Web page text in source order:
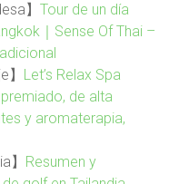
】Tour de un día
｜Sense Of Thai –
Let’s Relax Spa
de alta
y aromaterapia,
】 Resumen y